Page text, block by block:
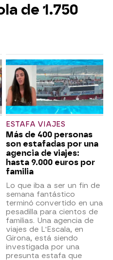
de 1.750
ESTAFA VIAJES
Más de 400 personas
son estafadas por una
agencia de viajes:
hasta 9.000 euros por
familia
Lo que iba a ser un fin de
semana fantástico
terminó convertido en una
pesadilla para cientos de
familias. Una agencia de
viajes de L'Escala, en
Girona, está siendo
investigada por una
presunta estafa que